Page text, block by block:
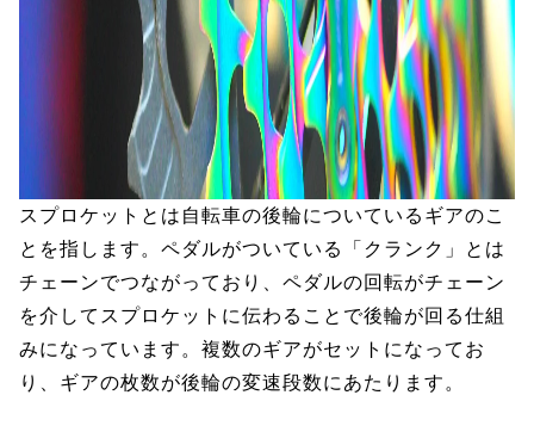
スプロケットとは自転車の後輪についているギアのこ
とを指します。ペダルがついている「クランク」とは
チェーンでつながっており、ペダルの回転がチェーン
を介してスプロケットに伝わることで後輪が回る仕組
みになっています。複数のギアがセットになってお
り、ギアの枚数が後輪の変速段数にあたります。